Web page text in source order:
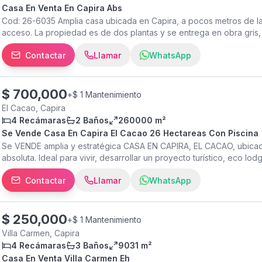
para adaptarla a tus necesidades. Aprovecha la oportunidad de
pero con todas las comodidades que necesitas. ¡No dejes pasar
información o para agendar una visita. Tu próximo hogar te
corredora idónea (PN 5748) y oficina autorizada (PJ 1485).
Casa En Venta En Capira Abs
Cod: 26-6035 Amplia casa ubicada en Capira, a pocos metros de
acceso. La propiedad es de dos plantas y se entrega en obra
necesidades. En la planta baja dispone de una espaciosa cocina,
habitaciones y 2 baños completos, además de 2 habitaciones
un terreno de 784 m², la propiedad ofrece amplios espacios
una excelente oportunidad para desarrollar una vivienda a tu
Contactar Llamar WhatsApp
$ 700,000+$ 1 Mantenimiento
El Cacao, Capira
4 Recámaras
2 Baños
260000 m²
Se Vende Casa En Capira El Cacao 26 Hectareas Con Piscina
Se VENDE amplia y estratégica CASA EN CAPIRA, EL CACAO,
absoluta. Ideal para vivir, desarrollar un proyecto turístico, eco
CUENTA CON: 26 hectáreas 4 habitaciones 2 baños Piscina
Cenderos naturales Quebradas Zonificación abierta Amenidades
cormercios Vista panorámica Zonas verdes Arboles frutales Casa
Group Bienes Raices Epecialistas en terrenos para desarrollo e
Contactar Llamar WhatsApp
$ 250,000+$ 1 Mantenimiento
Villa Carmen, Capira
4 Recámaras
3 Baños
9031 m²
Casa En Venta Villa Carmen Eh